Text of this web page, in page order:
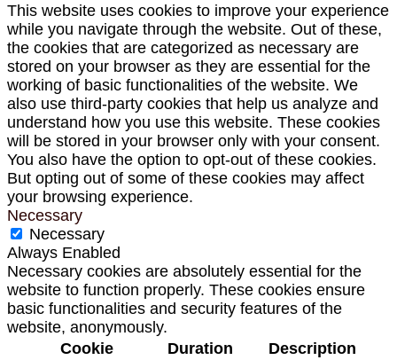
This website uses cookies to improve your experience
while you navigate through the website. Out of these,
the cookies that are categorized as necessary are
stored on your browser as they are essential for the
working of basic functionalities of the website. We
also use third-party cookies that help us analyze and
understand how you use this website. These cookies
will be stored in your browser only with your consent.
You also have the option to opt-out of these cookies.
But opting out of some of these cookies may affect
your browsing experience.
Necessary
Necessary
Always Enabled
Necessary cookies are absolutely essential for the
website to function properly. These cookies ensure
basic functionalities and security features of the
website, anonymously.
Cookie
Duration Description